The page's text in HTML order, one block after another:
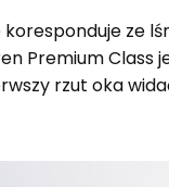
ze
Premium Class
rzut oka